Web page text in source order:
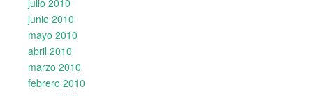
junio 2010
mayo 2010
abril 2010
marzo 2010
febrero 2010